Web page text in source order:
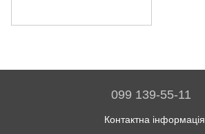
099 139-55-11
Контактна інформація